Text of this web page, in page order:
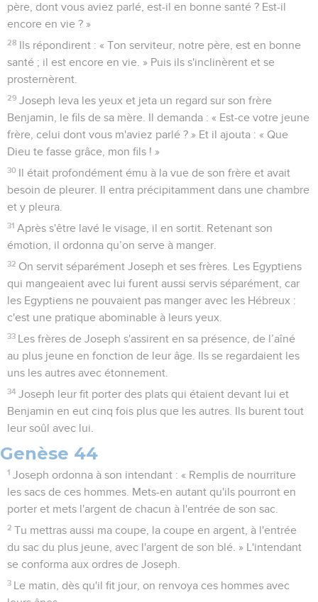
père, dont vous aviez parlé, est-il en bonne santé ? Est-il
encore en vie ? »
28 Ils répondirent : « Ton serviteur, notre père, est en bonne
santé ; il est encore en vie. » Puis ils s'inclinèrent et se
prosternèrent.
29 Joseph leva les yeux et jeta un regard sur son frère
Benjamin, le fils de sa mère. Il demanda : « Est-ce votre jeune
frère, celui dont vous m'aviez parlé ? » Et il ajouta : « Que
Dieu te fasse grâce, mon fils ! »
30 Il était profondément ému à la vue de son frère et avait
besoin de pleurer. Il entra précipitamment dans une chambre
et y pleura.
31 Après s'être lavé le visage, il en sortit. Retenant son
émotion, il ordonna qu’on serve à manger.
32 On servit séparément Joseph et ses frères. Les Egyptiens
qui mangeaient avec lui furent aussi servis séparément, car
les Egyptiens ne pouvaient pas manger avec les Hébreux :
c'est une pratique abominable à leurs yeux.
33 Les frères de Joseph s'assirent en sa présence, de l’aîné
au plus jeune en fonction de leur âge. Ils se regardaient les
uns les autres avec étonnement.
34 Joseph leur fit porter des plats qui étaient devant lui et
Benjamin en eut cinq fois plus que les autres. Ils burent tout
leur soûl avec lui.
Genèse 44
1 Joseph ordonna à son intendant : « Remplis de nourriture
les sacs de ces hommes. Mets-en autant qu'ils pourront en
porter et mets l'argent de chacun à l'entrée de son sac.
2 Tu mettras aussi ma coupe, la coupe en argent, à l'entrée
du sac du plus jeune, avec l'argent de son blé. » L'intendant
se conforma aux ordres de Joseph.
3 Le matin, dès qu'il fit jour, on renvoya ces hommes avec